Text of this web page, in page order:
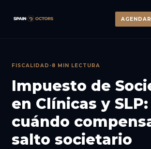
FISCALIDAD •8 MIN LECTURA
Impuesto de
en Clínicas y SLP:
cuándo
salto societario